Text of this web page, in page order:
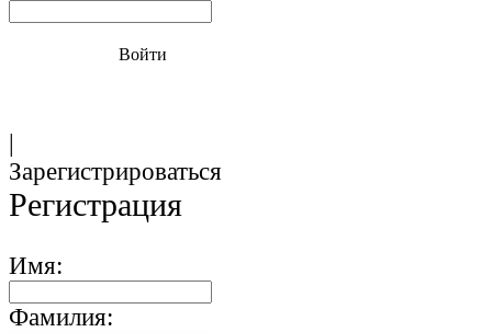
Войти
|
Зарегистрироваться
Регистрация
Имя:
Фамилия: